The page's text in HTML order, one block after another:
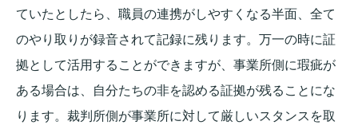
ていたとしたら、職員の連携がしやすくなる半面、全て
のやり取りが録音されて記録に残ります。万一の時に証
拠として活用することができますが、事業所側に瑕疵が
ある場合は、自分たちの非を認める証拠が残ることにな
ります。裁判所側が事業所に対して厳しいスタンスを取